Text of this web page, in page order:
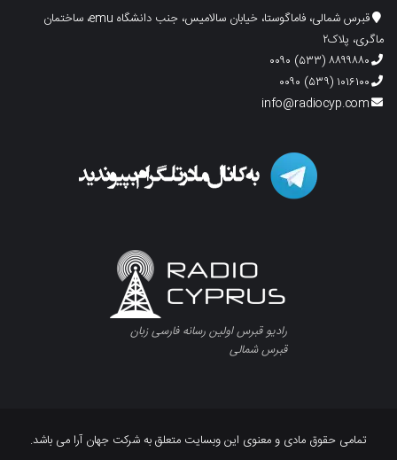
قبرس شمالی، فاماگوستا، خیابان سالامیس، جنب دانشگاه emu، ساختمان
ماگری، پلاک۲
۸۸۹۹۸۸۰ (۵۳۳) ۰۰۹۰
۱۰۱۶۱۰۰ (۵۳۹) ۰۰۹۰
info@radiocyp.com
رادیو قبرس اولین رسانه فارسی زبان
قبرس شمالی
تمامی حقوق مادی و معنوی این وبسایت متعلق به شرکت جهان آرا می باشد.